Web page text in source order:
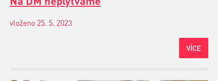
vloženo 25. 5. 2023
VÍCE